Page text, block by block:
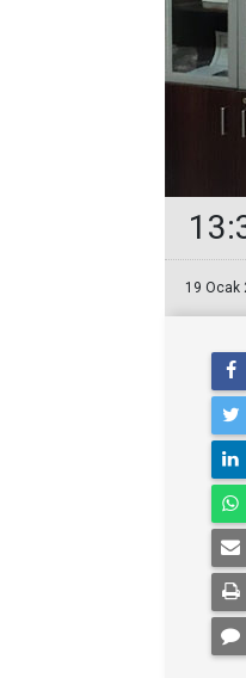
19 Ocak